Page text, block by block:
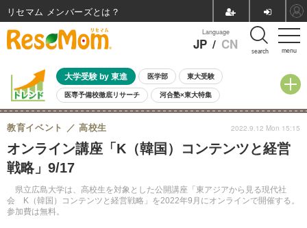
menu
Language
JP / CN search
大学受験 by 東進 医学部 東大受験
医専予備校徹底リサーチ 河合塾×東大特集
親子で考える大学選び 高校受験 中学受験 小学校受験
共通テスト 夏休み
8月開催イベント・WS 全国公立高校 過去問 人気記事
自由研究教材（小学生向け）
オンライン講座「K（韓国）コンテンツと経営
戦略」9/17
県立広島大学は、高校生を対象とした公開講座「東アジアから見る現代社
会 K（韓国）コンテンツと経営戦略」を2022年9月にオンラインで開催する。
参加費は無料。
教育イベント 高校生 2022.9.12 Mon 15:15
リセマム メンバーズ